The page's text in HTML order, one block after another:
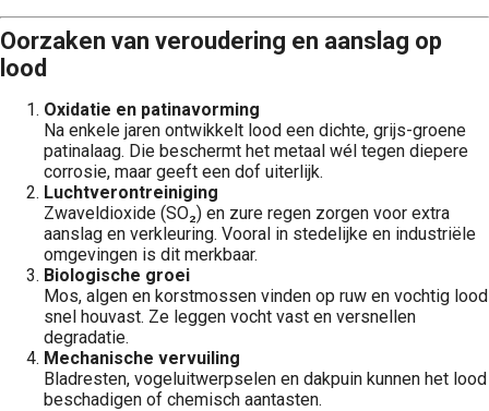
Oorzaken van veroudering en aanslag op
lood
Oxidatie en patinavorming
Na enkele jaren ontwikkelt lood een dichte, grijs-groene
patinalaag. Die beschermt het metaal wél tegen diepere
corrosie, maar geeft een dof uiterlijk.
Luchtverontreiniging
Zwaveldioxide (SO₂) en zure regen zorgen voor extra
aanslag en verkleuring. Vooral in stedelijke en industriële
omgevingen is dit merkbaar.
Biologische groei
Mos, algen en korstmossen vinden op ruw en vochtig lood
snel houvast. Ze leggen vocht vast en versnellen
degradatie.
Mechanische vervuiling
Bladresten, vogeluitwerpselen en dakpuin kunnen het lood
beschadigen of chemisch aantasten.